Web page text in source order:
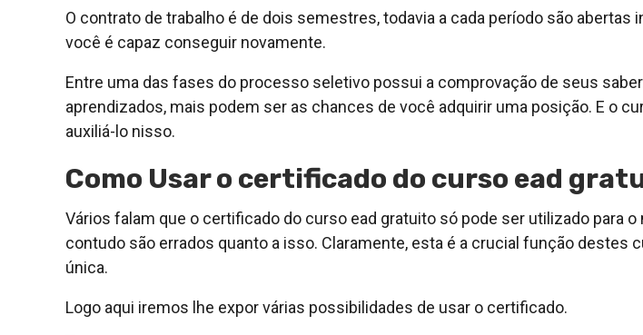
O contrato de trabalho é de dois semestres, todavia a cada período são abertas
você é capaz conseguir novamente.
Entre uma das fases do processo seletivo possui a comprovação de seus
aprendizados, mais podem ser as chances de você adquirir uma posição. E o
auxiliá-lo nisso.
Como Usar o certificado do curso ead
Vários falam que o certificado do curso ead gratuito só pode ser utilizado para o
contudo são errados quanto a isso. Claramente, esta é a crucial função destes
única.
Logo aqui iremos lhe expor várias possibilidades de usar o certificado.